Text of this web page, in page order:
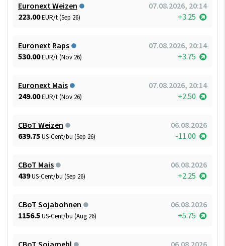
Euronext Weizen
07.08.2026, 20:14
223.00EUR/t (Sep 26) +3.25
Euronext Raps
07.08.2026, 20:14
530.00EUR/t (Nov 26) +3.75
Euronext Mais
07.08.2026, 20:14
249.00EUR/t (Nov 26) +2.50
CBoT Weizen
06.08.2026
639.75US-Cent/bu (Sep 26) -11.00
CBoT Mais
06.08.2026
439US-Cent/bu (Sep 26) +2.25
CBoT Sojabohnen
06.08.2026
1156.5US-Cent/bu (Aug 26) +5.75